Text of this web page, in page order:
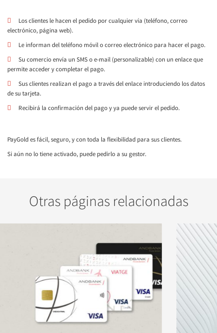
Los clientes le hacen el pedido por cualquier vía (teléfono, correo
electrónico, página web).
Le informan del teléfono móvil o correo electrónico para hacer el pago.
Su comercio envía un SMS o e-mail (personalizable) con un enlace que
permite acceder y completar el pago.
Sus clientes realizan el pago a través del enlace introduciendo los datos
de su tarjeta.
Recibirá la confirmación del pago y ya puede servir el pedido.
PayGold es fácil, seguro, y con toda la flexibilidad para sus clientes.
Si aún no lo tiene activado, puede pedirlo a su gestor.
Otras páginas relacionadas